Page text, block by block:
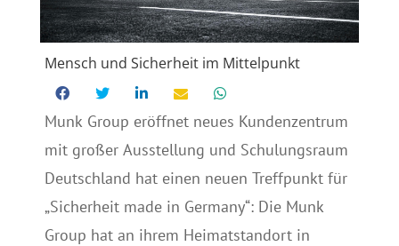
Mensch und Sicherheit im Mittelpunkt
Munk Group eröffnet neues Kundenzentrum
mit großer Ausstellung und Schulungsraum
Deutschland hat einen neuen Treffpunkt für
„Sicherheit made in Germany“: Die Munk
Group hat an ihrem Heimatstandort in